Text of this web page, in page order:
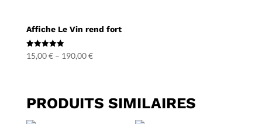
Affiche Le Vin rend fort
Note
5.00
15,00€– 190,00€
PRODUITS SIMILAIRES